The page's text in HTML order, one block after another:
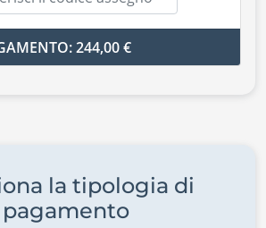
244,00 €
la tipologia di
pagamento